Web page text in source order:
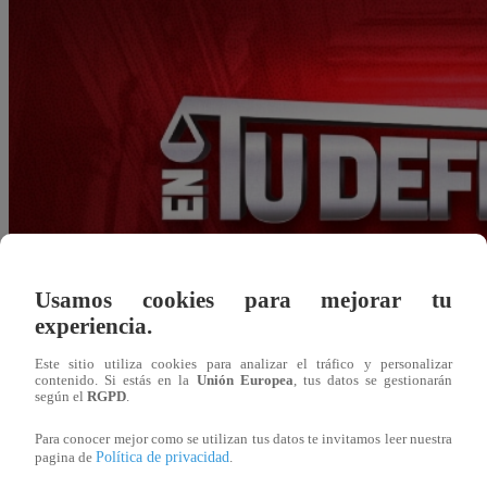
grodriguez@latina.pe
24 de julio 2023
Usamos cookies para mejorar tu
experiencia.
Este sitio utiliza cookies para analizar el tráfico y personalizar
contenido. Si estás en la Unión Europea, tus datos se gestionarán
según el RGPD.
Para conocer mejor como se utilizan tus datos te invitamos leer nuestra
pagina de Política de privacidad.